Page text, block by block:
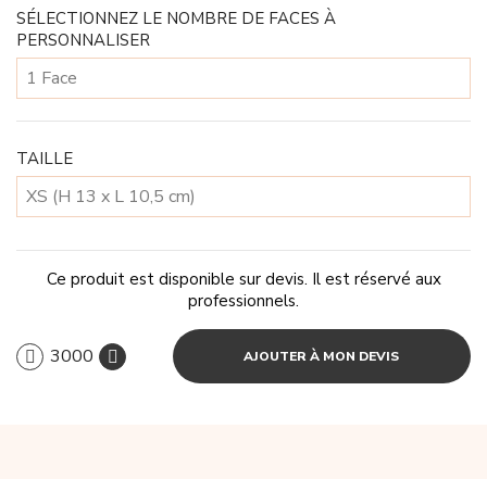
SÉLECTIONNEZ LE NOMBRE DE FACES À
PERSONNALISER
TAILLE
Ce produit est disponible sur devis. Il est réservé aux
professionnels.
AJOUTER À MON DEVIS